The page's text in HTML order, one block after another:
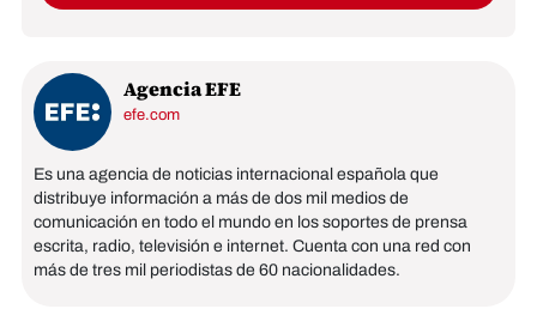
Agencia EFE
efe.com
Es una agencia de noticias internacional española que
distribuye información a más de dos mil medios de
comunicación en todo el mundo en los soportes de prensa
escrita, radio, televisión e internet. Cuenta con una red con
más de tres mil periodistas de 60 nacionalidades.